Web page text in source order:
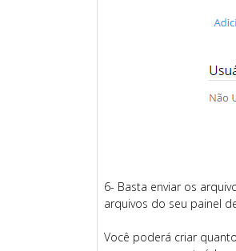
6- Basta enviar os
arquivos do seu painel
Você poderá criar